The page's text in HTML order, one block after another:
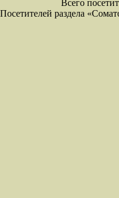
Всего
Посетителей раздела